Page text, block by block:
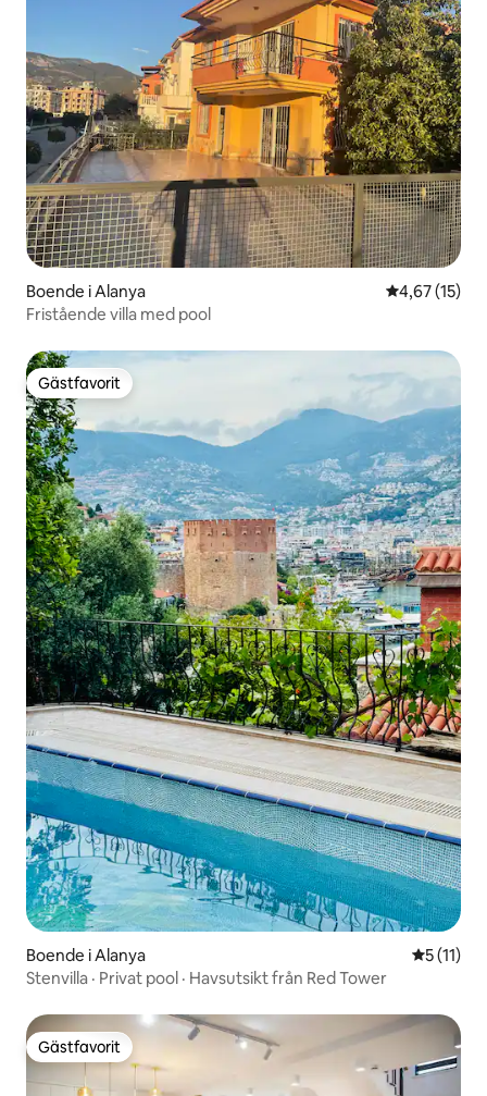
Boende i Alanya 4,67 av 5 i
4,67 (15)
Fristående villa med pool
Gästfavorit
Gästfavorit
Boende i Alanya 5 av 5 i
5 (11)
Stenvilla · Privat pool · Havsutsikt från Red Tower
Gästfavorit
Gästfavorit